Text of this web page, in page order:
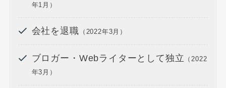
年1月）
会社を退職 （2022年3月）
ブロガー・Webライターとして独立
（2022
年3月）